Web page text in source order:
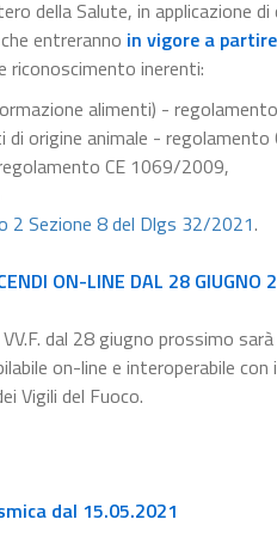
della Salute, in applicazione
entreranno in vigore a
riconoscimento inerenti:
alimenti) -
origine animale - regolamento
CE 1069/2009,
2 Sezione 8 del Dlgs 32/2021.
ON-LINE DAL 28 GIUGNO
dal 28 giugno prossimo
on-line e interoperabile
Vigili del Fuoco.
dal 15.05.2021